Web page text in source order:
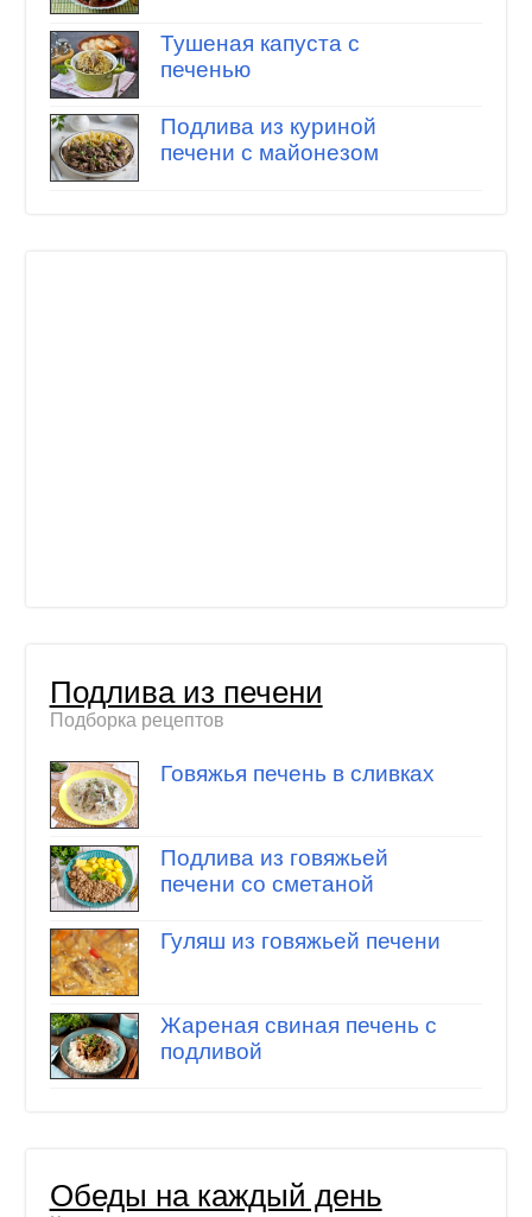
Тушеная капуста с
печенью
Подлива из куриной
печени с майонезом
Подлива из печени
Подборка рецептов
Говяжья печень в сливках
Подлива из говяжьей
печени со сметаной
Гуляш из говяжьей печени
Жареная свиная печень с
подливой
Обеды на каждый день